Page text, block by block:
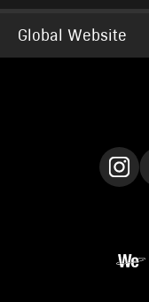
Global Website